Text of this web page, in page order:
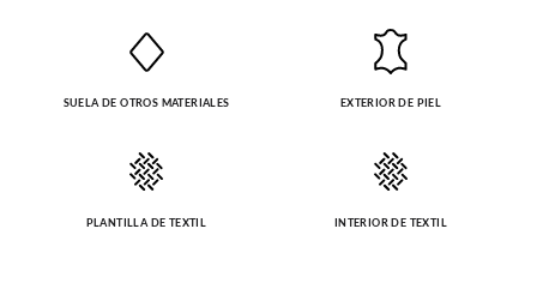
SUELA DE OTROS MATERIALES EXTERIOR DE PIEL
PLANTILLA DE TEXTIL INTERIOR DE TEXTIL